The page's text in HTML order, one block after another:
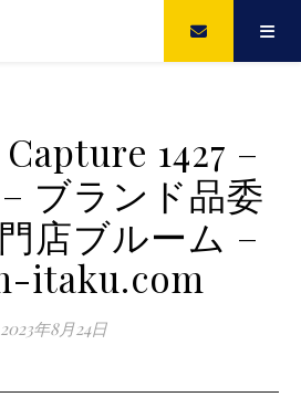
1427 –
ブランド品委
店ブルーム –
itaku.com
2023年8月24日